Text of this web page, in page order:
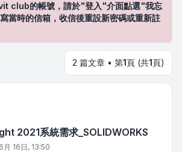
club的帳號，請於"登入"介面點選"我忘
當時的信箱，收信後重設新密碼或重新註
2 篇文章 • 第1頁 (共1頁)
2021系統需求_SOLIDWORKS
月 16日, 13:50